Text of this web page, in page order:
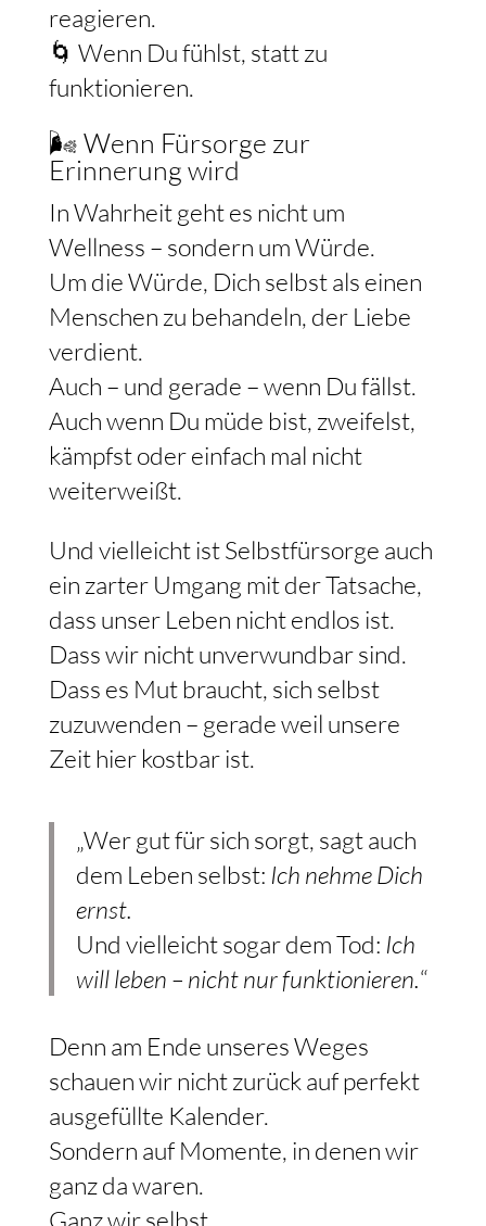
reagieren.
🌀 Wenn Du fühlst, statt zu
funktionieren.
🌬 Wenn Fürsorge zur
Erinnerung wird
In Wahrheit geht es nicht um
Wellness – sondern um Würde.
Um die Würde, Dich selbst als einen
Menschen zu behandeln, der Liebe
verdient.
Auch – und gerade – wenn Du fällst.
Auch wenn Du müde bist, zweifelst,
kämpfst oder einfach mal nicht
weiterweißt.
Und vielleicht ist Selbstfürsorge auch
ein zarter Umgang mit der Tatsache,
dass unser Leben nicht endlos ist.
Dass wir nicht unverwundbar sind.
Dass es Mut braucht, sich selbst
zuzuwenden – gerade weil unsere
Zeit hier kostbar ist.
„Wer gut für sich sorgt, sagt auch
dem Leben selbst: Ich nehme Dich
ernst.
Und vielleicht sogar dem Tod: Ich
will leben – nicht nur funktionieren.“
Denn am Ende unseres Weges
schauen wir nicht zurück auf perfekt
ausgefüllte Kalender.
Sondern auf Momente, in denen wir
ganz da waren.
Ganz wir selbst.